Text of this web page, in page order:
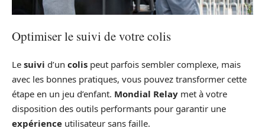
Optimiser le suivi de votre colis
Le suivi d’un colis peut parfois sembler complexe, mais
avec les bonnes pratiques, vous pouvez transformer cette
étape en un jeu d’enfant. Mondial Relay met à votre
disposition des outils performants pour garantir une
expérience utilisateur sans faille.